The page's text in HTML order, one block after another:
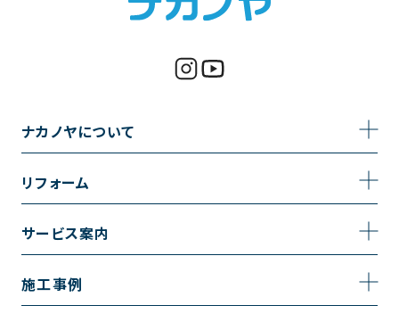
ナカノヤについて
採用情報
リフォーム
トイレのリフォーム
キッチンのリフォーム
サービス案内
サービスの流れ
施工事例